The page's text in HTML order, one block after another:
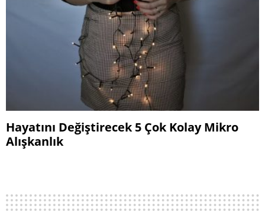
Hayatını Değiştirecek 5 Çok Kolay Mikro
Alışkanlık